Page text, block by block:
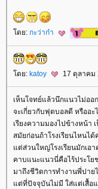
ดย: กะว่าก๋า
ดย: katoy 17 ตุลาคม
เห็นโจทย์แล้วนึกแนวไม่ออ
จะเกี่ยวกับฟุตบอลดี หรืออะ
เรียงความมองไปข้างหน้า
สมัยก่อนถ้าโรงเรียนไหนไ
ต่ส่วนใหญ่โรงเรียนมักเอา
คาบแนะแนวนี่คือไร้ประโย
มาถึงชีวิตการทำงานพี่ปาย
ต่ที่ปัจจุบันไม่มี ใส่แต่เสื้อแ